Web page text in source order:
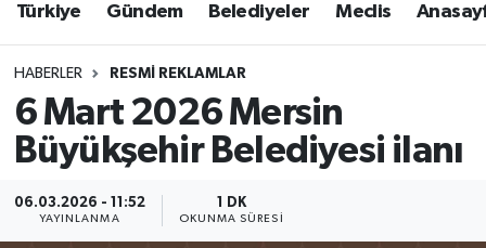
Türkiye Gündem Belediyeler Meclis
HABERLER RESMI REKLAMLAR
6 Mart 2026 Mersin
Büyükşehir Belediyesi ilanı
06.03.2026 - 11:52
YAYINLANMA
1 DK
OKUNMA SÜRESI
Süper Lig Puan Durumu ve Fikstür
Tüm Manşetler
Son Dakika Haberleri
Haber Arşivi